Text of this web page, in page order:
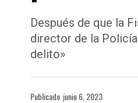
Después de que la
director de la
delito»
Publicado junio 6, 2023